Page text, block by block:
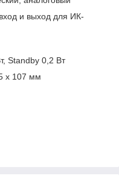
и выход для ИК-
Standby 0,2 Вт
x 107 мм